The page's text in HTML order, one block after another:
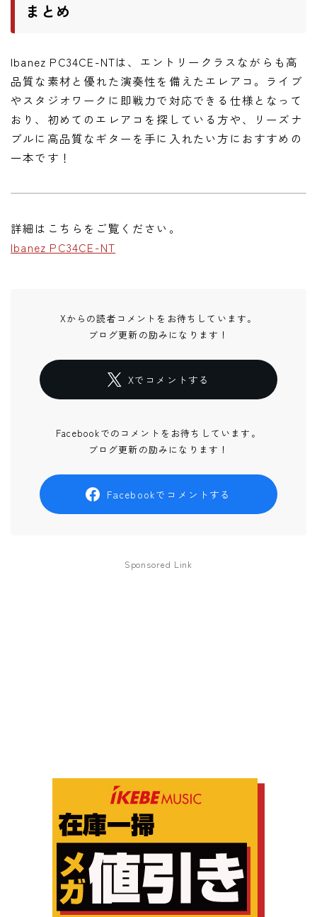
まとめ
Ibanez PC34CE-NTは、エントリークラスながらも高
品質な素材と優れた演奏性を備えたエレアコ。ライブ
やスタジオワークに即戦力で対応できる仕様となって
おり、初めてのエレアコを探している方や、リーズナ
ブルに高品質なギターを手に入れたい方におすすめの
一本です！
詳細はこちらをご覧ください。
Ibanez PC34CE-NT
Xからの読者コメントをお待ちしています。
ブログ更新の励みになります！
Xでコメントする
Facebookでのコメントをお待ちしています。
ブログ更新の励みになります！
Facebookでコメントする
Sponsored Link